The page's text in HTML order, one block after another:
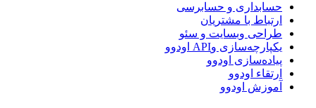
حسابداری و حسابرسی
ارتباط با مشتریان
طراحی وبسایت و سئو
یکپارچه‌سازی وAPI اودوو
پیاده‌سازی اودوو
ارتقاء اودوو
آموزش اودوو